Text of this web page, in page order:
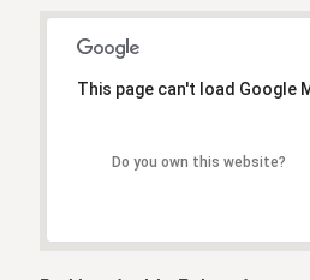
This page can't load Google
Do you own this website?